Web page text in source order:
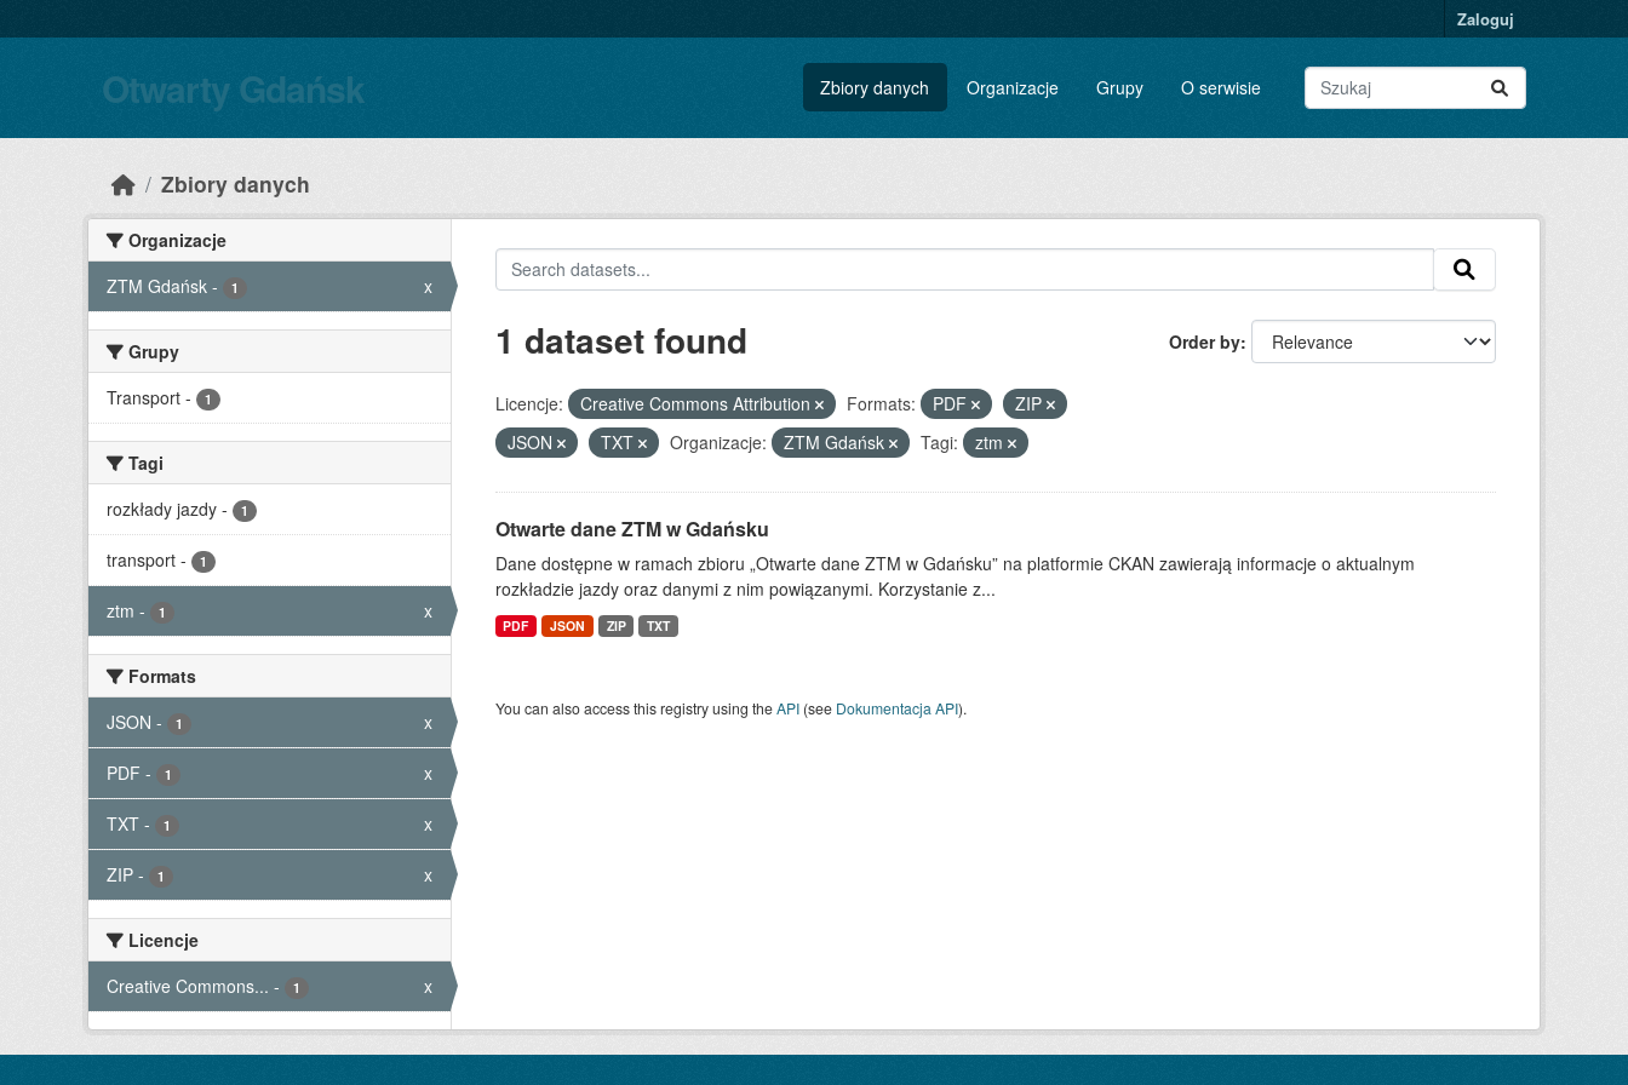
Zaloguj
Otwarty Gdańsk Zbiory danych Organizacje Grupy O serwisie
Zbiory danych
Organizacje
ZTM Gdańsk - 1 x
Grupy
Transport - 1
Tagi
rozkłady jazdy - 1
transport - 1
ztm - 1 x
Formats
JSON - 1 x
PDF - 1 x
TXT - 1 x
ZIP - 1 x
Licencje
Creative Commons... - 1 x
Order by
1 dataset found
Licencje: Creative Commons Attribution Formats: PDF
ZIP
JSON
TXT Organizacje: ZTM Gdańsk Tagi: ztm
Otwarte dane ZTM w Gdańsku
Dane dostępne w ramach zbioru „Otwarte dane ZTM w Gdańsku” na platformie CKAN zawierają informacje o aktualnym
rozkładzie jazdy oraz danymi z nim powiązanymi. Korzystanie z...
PDF JSON ZIP TXT
You can also access this registry using theAPI(see Dokumentacja API).